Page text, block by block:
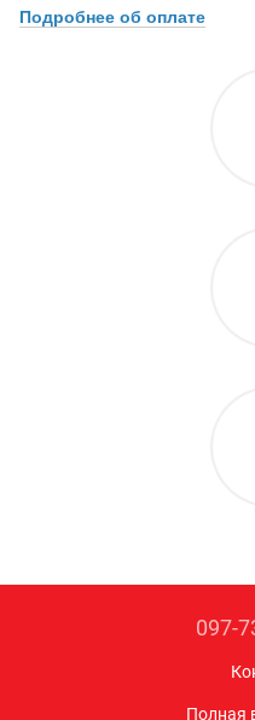
Подробнее об оплате
097-
Полная